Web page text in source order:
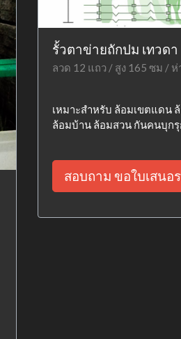
รั้วตาข่ายถักปม เทวดา
ลวด 12 แถว / สูง 165 ซม / ห่
เหมาะสำหรับ ล้อมเขตแดน
ล้อมบ้าน ล้อมสวน กันคนบุกรุ
สอบถาม ขอใบเสนอ